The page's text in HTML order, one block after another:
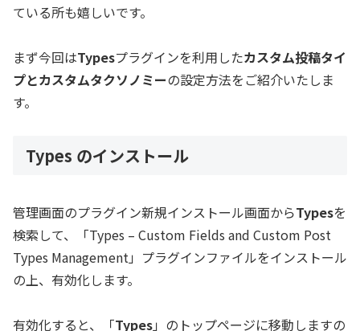
ている所も嬉しいです。
まず今回はTypesプラグインを利用したカスタム投稿タイ
プとカスタムタクソノミーの設定方法をご紹介いたしま
す。
Types のインストール
管理画面のプラグイン新規インストール画面からTypesを
検索して、「Types – Custom Fields and Custom Post
Types Management」プラグインファイルをインストール
の上、有効化します。
有効化すると、「Types」のトップページに移動しますの